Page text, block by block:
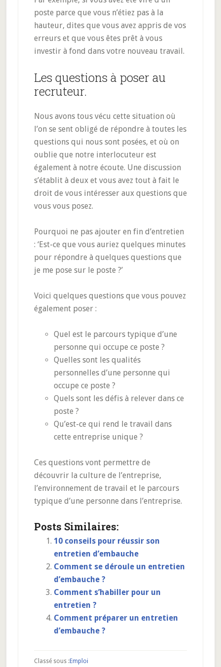
poste parce que vous n’étiez pas à la
hauteur, dites que vous avez appris de vos
erreurs et que vous êtes prêt à vous
investir à fond dans votre nouveau travail.
Les questions à poser au
recruteur.
Nous avons tous vécu cette situation où
l’on se sent obligé de répondre à toutes les
questions qui nous sont posées, et où on
oublie que notre interlocuteur est
également à notre écoute. Une discussion
s’établit à deux et vous avez tout à fait le
droit de vous intéresser aux questions que
vous vous posez.
Pourquoi ne pas ajouter en fin d’entretien
: ‘Est-ce que vous auriez quelques minutes
pour répondre à quelques questions que
je me pose sur le poste ?’
Voici quelques questions que vous pouvez
également poser :
Quel est le parcours typique d’une
personne qui occupe ce poste ?
Quelles sont les qualités
personnelles d’une personne qui
occupe ce poste ?
Quels sont les défis à relever dans ce
poste ?
Qu’est-ce qui rend le travail dans
cette entreprise unique ?
Ces questions vont permettre de
découvrir la culture de l’entreprise,
l’environnement de travail et le parcours
typique d’une personne dans l’entreprise.
Posts Similaires:
10 conseils pour réussir son
entretien d’embauche
Comment se déroule un entretien
d’embauche ?
Comment s’habiller pour un
entretien ?
Comment préparer un entretien
d’embauche ?
Classé sous :Emploi